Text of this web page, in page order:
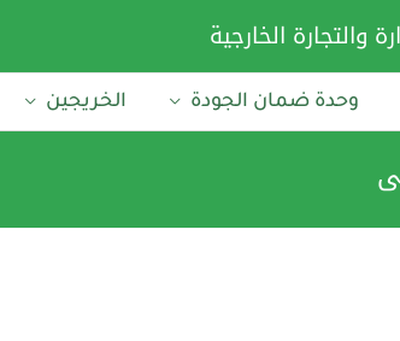
والتجارة الخارجية
وحدة ضمان الجودة الخريجين